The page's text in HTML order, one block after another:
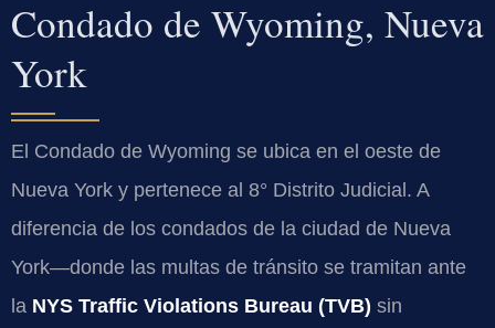
Condado de Wyoming, Nueva
York
El Condado de Wyoming se ubica en el oeste de
Nueva York y pertenece al 8° Distrito Judicial. A
diferencia de los condados de la ciudad de Nueva
York—donde las multas de tránsito se tramitan ante
la NYS Traffic Violations Bureau (TVB) sin